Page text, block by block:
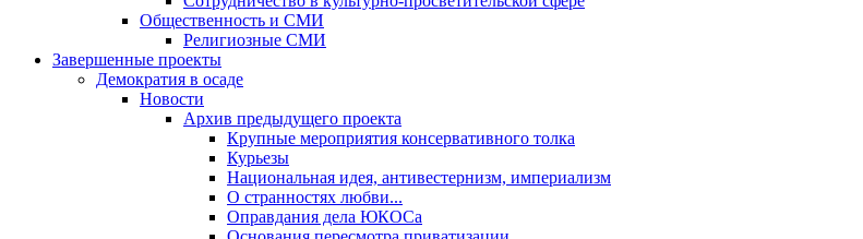
Общественность и СМИ
Религиозные СМИ
Завершенные проекты
Демократия в осаде
Новости
Архив предыдущего проекта
Крупные мероприятия консервативного толка
Курьезы
Национальная идея, антивестернизм, империализм
О странностях любви...
Оправдания дела ЮКОСа